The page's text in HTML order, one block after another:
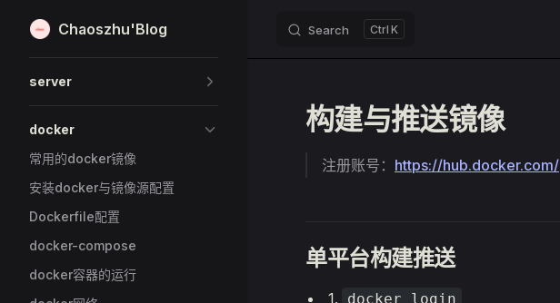
Skip to content
Chaoszhu'Blog Search K
server
docker
常用的docker镜像
安装docker与镜像源配置
Dockerfile配置
docker-compose
docker容器的运行
构建与推送镜像
注册账号： https://hub.docker.com/
单平台构建推送
docker login